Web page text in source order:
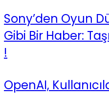
Sony’den Oyun
Gibi Bir Haber:
!
OpenAI,